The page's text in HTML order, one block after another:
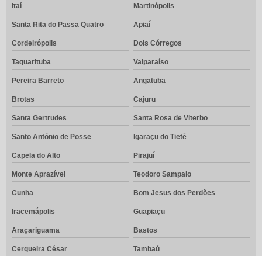
Itaí Martinópolis
Santa Rita do Passa Quatro Apiaí
Cordeirópolis Dois Córregos
Taquarituba Valparaíso
Pereira Barreto Angatuba
Brotas Cajuru
Santa Gertrudes Santa Rosa de Viterbo
Santo Antônio de Posse Igaraçu do Tietê
Capela do Alto Pirajuí
Monte Aprazível Teodoro Sampaio
Cunha Bom Jesus dos Perdões
Iracemápolis Guapiaçu
Araçariguama Bastos
Cerqueira César Tambaú